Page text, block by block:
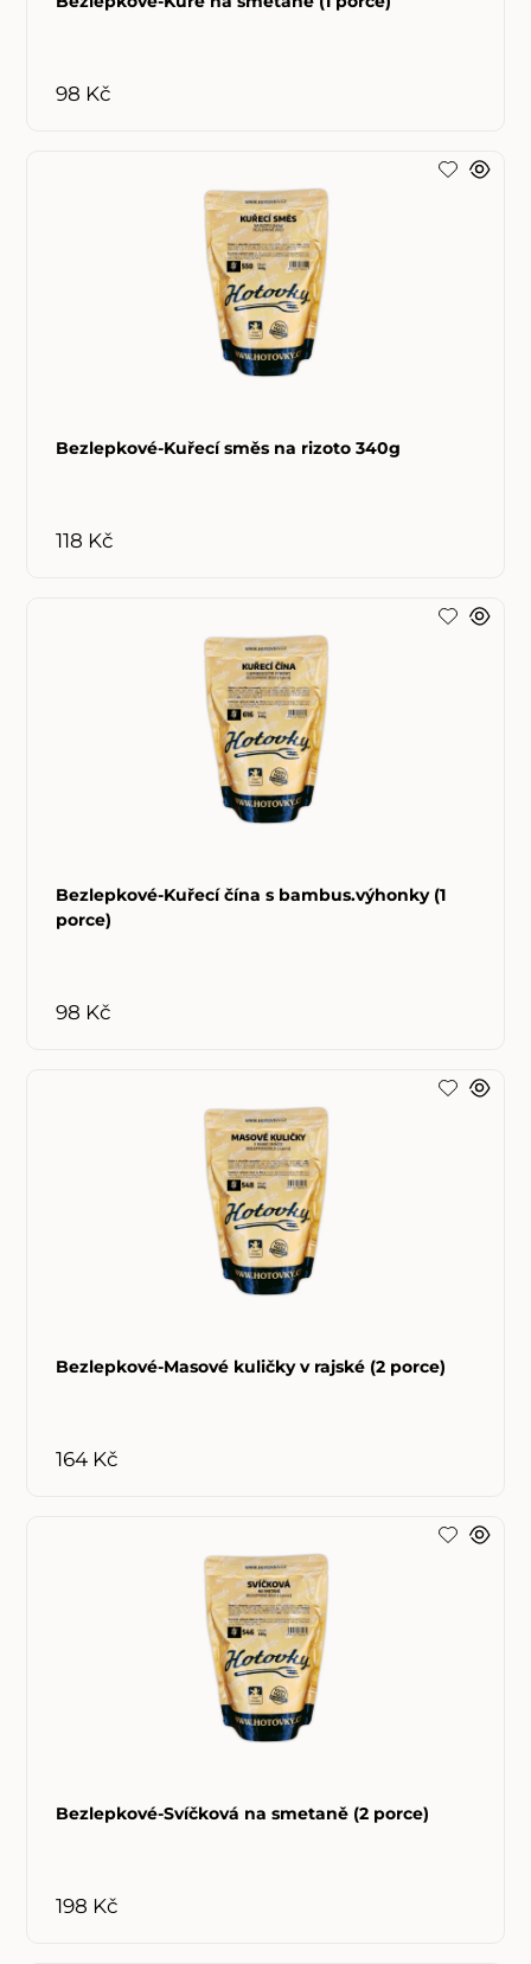
98 Kč
Bezlepkové-Kuřecí směs na rizoto 340g
118 Kč
Bezlepkové-Kuřecí čína s bambus.výhonky (1
porce)
98 Kč
Bezlepkové-Masové kuličky v rajské (2 porce)
164 Kč
Bezlepkové-Svíčková na smetaně (2 porce)
198 Kč